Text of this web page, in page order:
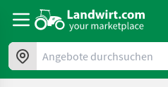
Angebote durchsuchen